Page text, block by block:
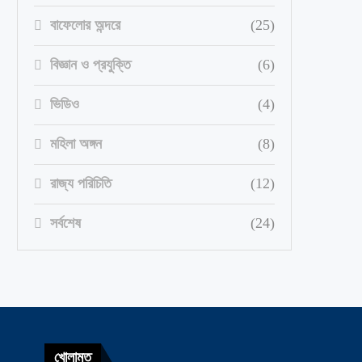
বাফেলোর অন্দরে (25)
বিজ্ঞান ও প্রযুক্তি (6)
ভিডিও (4)
মহিলা অঙ্গন (8)
রাজ্য পরিচিতি (12)
সর্বশেষ (24)
খোলামত